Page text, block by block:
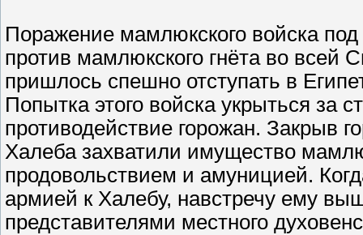
Поражение мамлюкского войска
против мамлюкского гнёта во всей
пришлось спешно отступать в
Попытка этого войска укрыться за
противодействие горожан. Закрыв
Халеба захватили имущество
продовольствием и амуницией.
армией к Халебу, навстречу ему
представителями местного